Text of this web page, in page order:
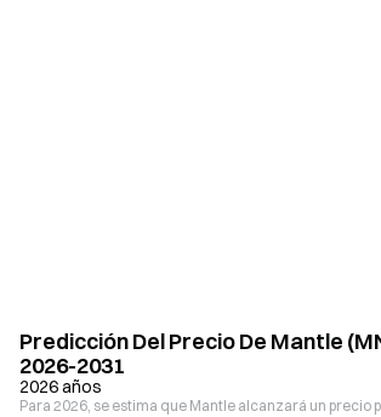
Predicción Del Precio De Mantle
2026-2031
2026 años
Para 2026, se estima que Mantle alcanzará un precio